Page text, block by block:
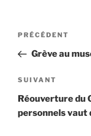
Navigation
l’article
Article
précédent
PRÉCÉDENT
Grève au
Article
suivant
SUIVANT
Réouverture du
personnels vaut